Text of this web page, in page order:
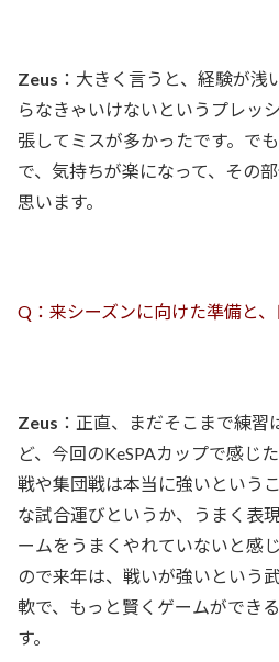
Zeus ：大きく言うと、経験が浅
らなきゃいけないというプレッ
張してミスが多かったです。で
で、気持ちが楽になって、その
思います。
Q：来シーズンに向けた準備と、
Zeus ：正直、まだそこまで練習
ど、今回のKeSPAカップで感じ
戦や集団戦は本当に強いという
な試合運びというか、うまく表
ームをうまくやれていないと感
ので来年は、戦いが強いという
軟で、もっと賢くゲームができ
す。